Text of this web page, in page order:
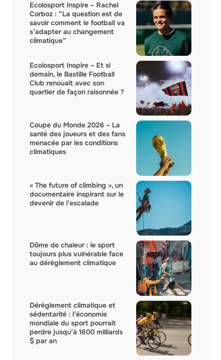
Ecolosport Inspire – Rachel
Corboz : “La question est de
savoir comment le football va
s’adapter au changement
climatique”
Ecolosport Inspire – Et si
demain, le Bastille Football
Club renouait avec son
quartier de façon raisonnée ?
Coupe du Monde 2026 – La
santé des joueurs et des fans
menacée par les conditions
climatiques
« The future of climbing », un
documentaire inspirant sur le
devenir de l’escalade
Dôme de chaleur : le sport
toujours plus vulnérable face
au dérèglement climatique
Dérèglement climatique et
sédentarité : l’économie
mondiale du sport pourrait
perdre jusqu’à 1600 milliards
$ par an